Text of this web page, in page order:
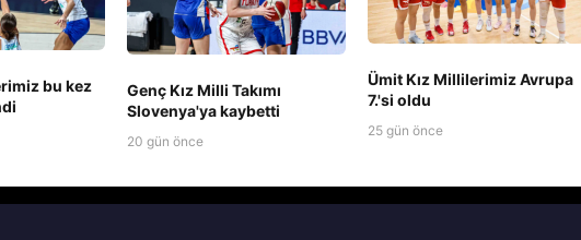
bu kez
Genç Kız Milli Takımı
Slovenya'ya kaybetti
20 gün önce
Ümit Kız Millilerimiz Avrupa
7.'si oldu
25 gün önce